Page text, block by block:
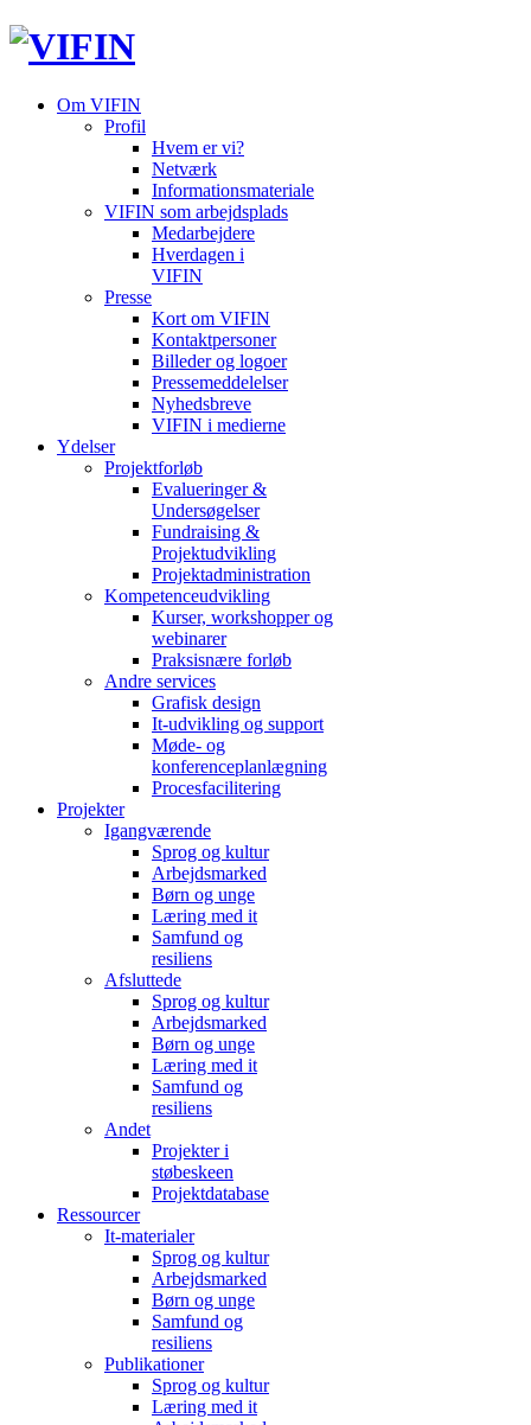
Om VIFIN
Profil
Hvem er vi?
Netværk
Informationsmateriale
VIFIN som arbejdsplads
Medarbejdere
Hverdagen i
VIFIN
Presse
Kort om VIFIN
Kontaktpersoner
Billeder og logoer
Pressemeddelelser
Nyhedsbreve
VIFIN i medierne
Ydelser
Projektforløb
Evalueringer &
Undersøgelser
Fundraising &
Projektudvikling
Projektadministration
Kompetenceudvikling
Kurser, workshopper og
webinarer
Praksisnære forløb
Andre services
Grafisk design
It-udvikling og support
Møde- og
konferenceplanlægning
Procesfacilitering
Projekter
Igangværende
Sprog og kultur
Arbejdsmarked
Børn og unge
Læring med it
Samfund og
resiliens
Afsluttede
Sprog og kultur
Arbejdsmarked
Børn og unge
Læring med it
Samfund og
resiliens
Andet
Projekter i
støbeskeen
Projektdatabase
Ressourcer
It-materialer
Sprog og kultur
Arbejdsmarked
Børn og unge
Samfund og
resiliens
Publikationer
Sprog og kultur
Læring med it